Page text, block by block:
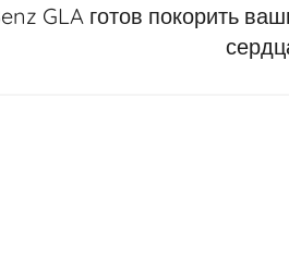
GLA готов покорить